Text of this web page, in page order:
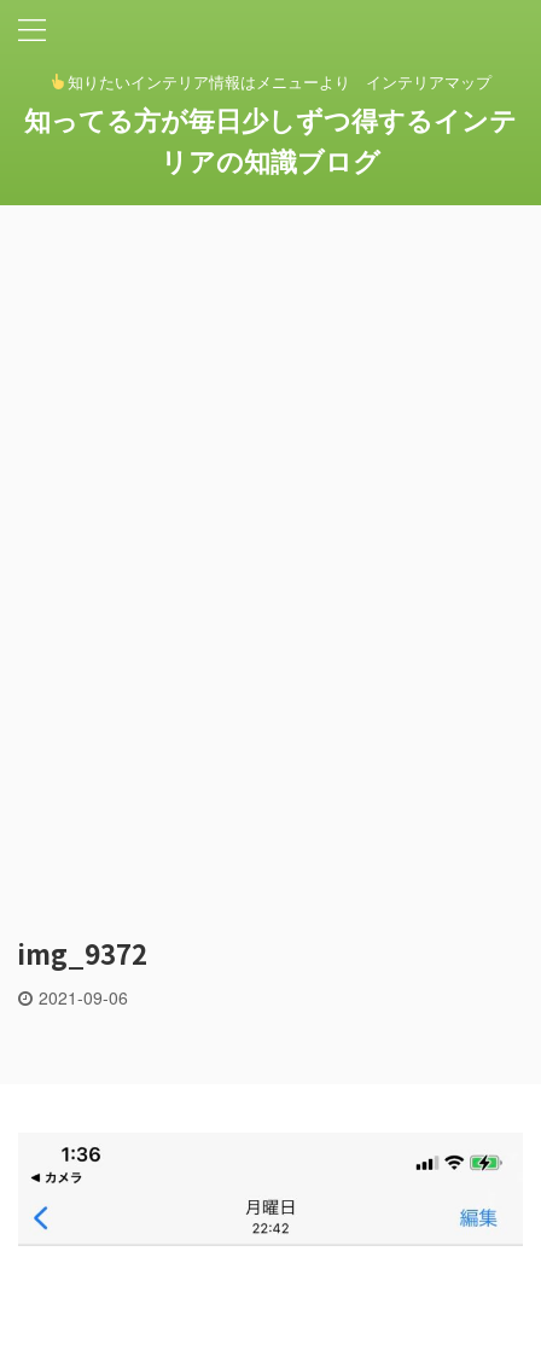
知りたいインテリア情報はメニューより インテリアマップ
知ってる方が毎日少しずつ得するインテ
リアの知識ブログ
img_9372
2021-09-06